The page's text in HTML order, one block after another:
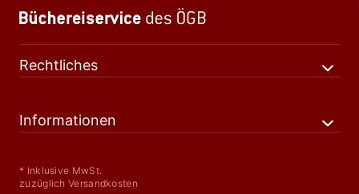
Rechtliches
Informationen
* Inklusive MwSt.
zuzüglich Versandkosten